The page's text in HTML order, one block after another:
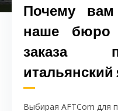
Почему
наше бюро
заказа
итальянский
Выбирая AFTCom для